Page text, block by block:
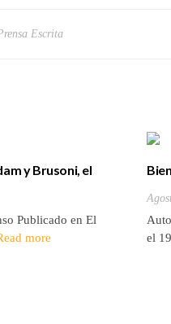
Escrita
y Brusoni, el
Publicado en El
more
el